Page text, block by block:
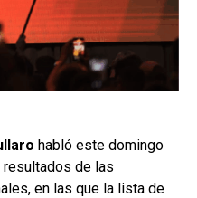
habló este domingo
de las
en las que la lista de